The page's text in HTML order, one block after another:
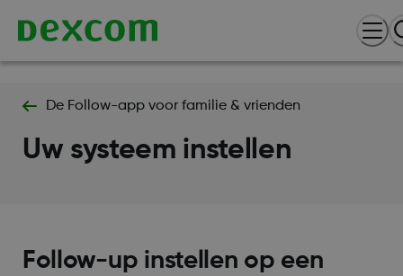
De Follow-app voor familie & vrienden
Uw systeem instellen
Follow-up instellen op een